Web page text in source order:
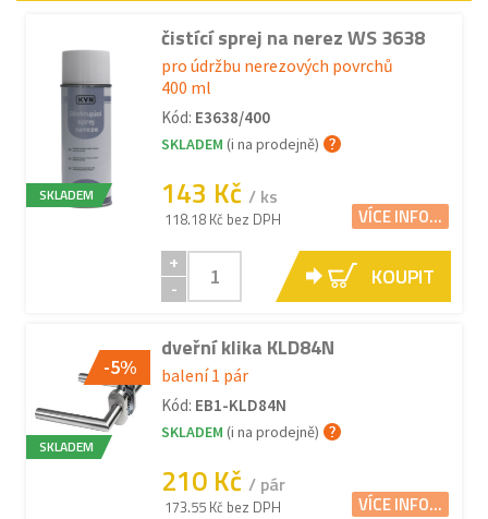
SKLADEM
čistící sprej na nerez WS 3638
pro údržbu nerezových povrchů
400 ml
Kód: E3638/400
SKLADEM (i na prodejně)
143 Kč / ks
118.18 Kč bez DPH VÍCE INFO...
+
-
KOUPIT
-5%
SKLADEM
dveřní klika KLD84N
balení 1 pár
Kód: EB1-KLD84N
SKLADEM (i na prodejně)
210 Kč / pár
173.55 Kč bez DPH VÍCE INFO...